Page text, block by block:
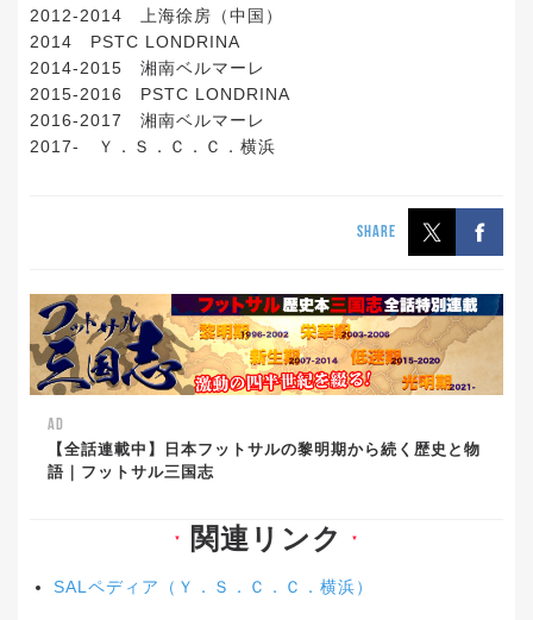
2012-2014 上海徐房（中国）
2014 PSTC LONDRINA
2014-2015 湘南ベルマーレ
2015-2016 PSTC LONDRINA
2016-2017 湘南ベルマーレ
2017- Ｙ．Ｓ．Ｃ．Ｃ．横浜
SHARE
AD
【全話連載中】日本フットサルの黎明期から続く歴史と物
語｜フットサル三国志
▼ 関連リンク ▼
SALペディア（Ｙ．Ｓ．Ｃ．Ｃ．横浜）